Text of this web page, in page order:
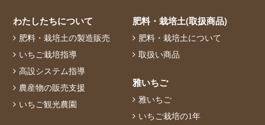
わたしたちについて
肥料・栽培土の製造販売
いちご栽培指導
高設システム指導
農産物の販売支援
いちご観光農園
肥料・栽培土(取扱商品)
肥料・栽培土について
取扱い商品
雅いちご
雅いちご
いちご栽培の1年